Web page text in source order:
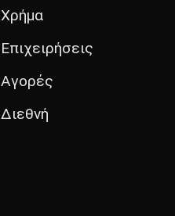
Χρήμα
Επιχειρήσεις
Αγορές
Διεθνή